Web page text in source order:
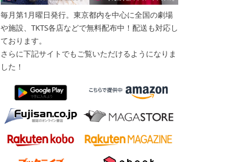
毎月第1月曜日発行。東京都内を中心に全国の劇場
や施設、TKTS各店などで無料配布中！配送も対応し
ております。
さらに下記サイトでもご覧いただけるようになりま
した！